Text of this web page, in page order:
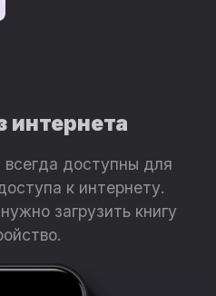
интернета
доступны для
к интернету.
загрузить книгу